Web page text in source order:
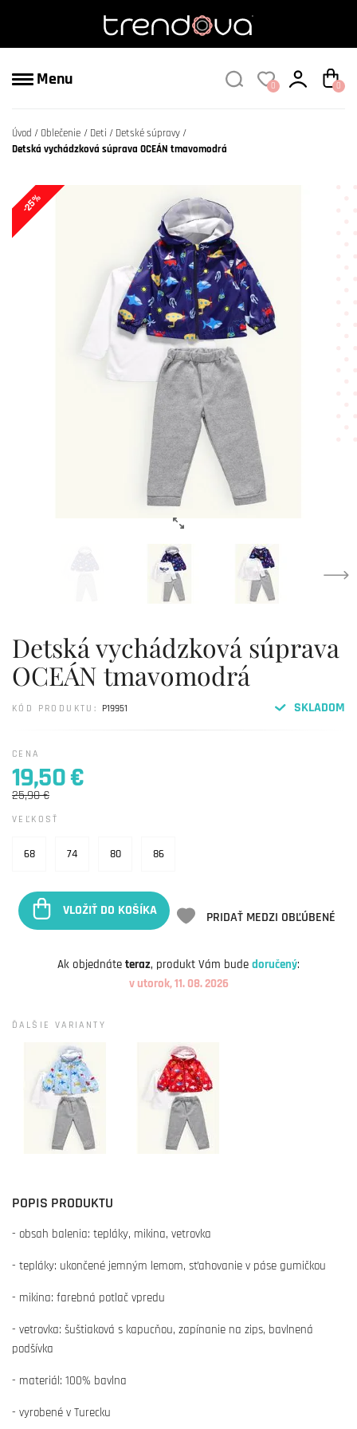
Menu 0 0
Úvod Oblečenie Deti
Detské súpravy
Detská vychádzková súprava OCEÁN tmavomodrá
-25%
Detská vychádzková súprava
OCEÁN tmavomodrá
SKLADOM
KÓD PRODUKTU: P19951
CENA
19,50 €
25,90 €
VEĽKOSŤ
68 74 80 86
VLOŽIŤ DO KOŠÍKA PRIDAŤ MEDZI OBĽÚBENÉ
Ak objednáte teraz, produkt Vám bude doručený:
v utorok, 11. 08. 2026
ĎALŠIE VARIANTY
POPIS PRODUKTU
- obsah balenia: tepláky, mikina, vetrovka
- tepláky: ukončené jemným lemom, sťahovanie v páse gumičkou
- mikina: farebná potlač vpredu
- vetrovka: šuštiaková s kapucňou, zapínanie na zips, bavlnená
podšívka
- materiál: 100% bavlna
- vyrobené v Turecku